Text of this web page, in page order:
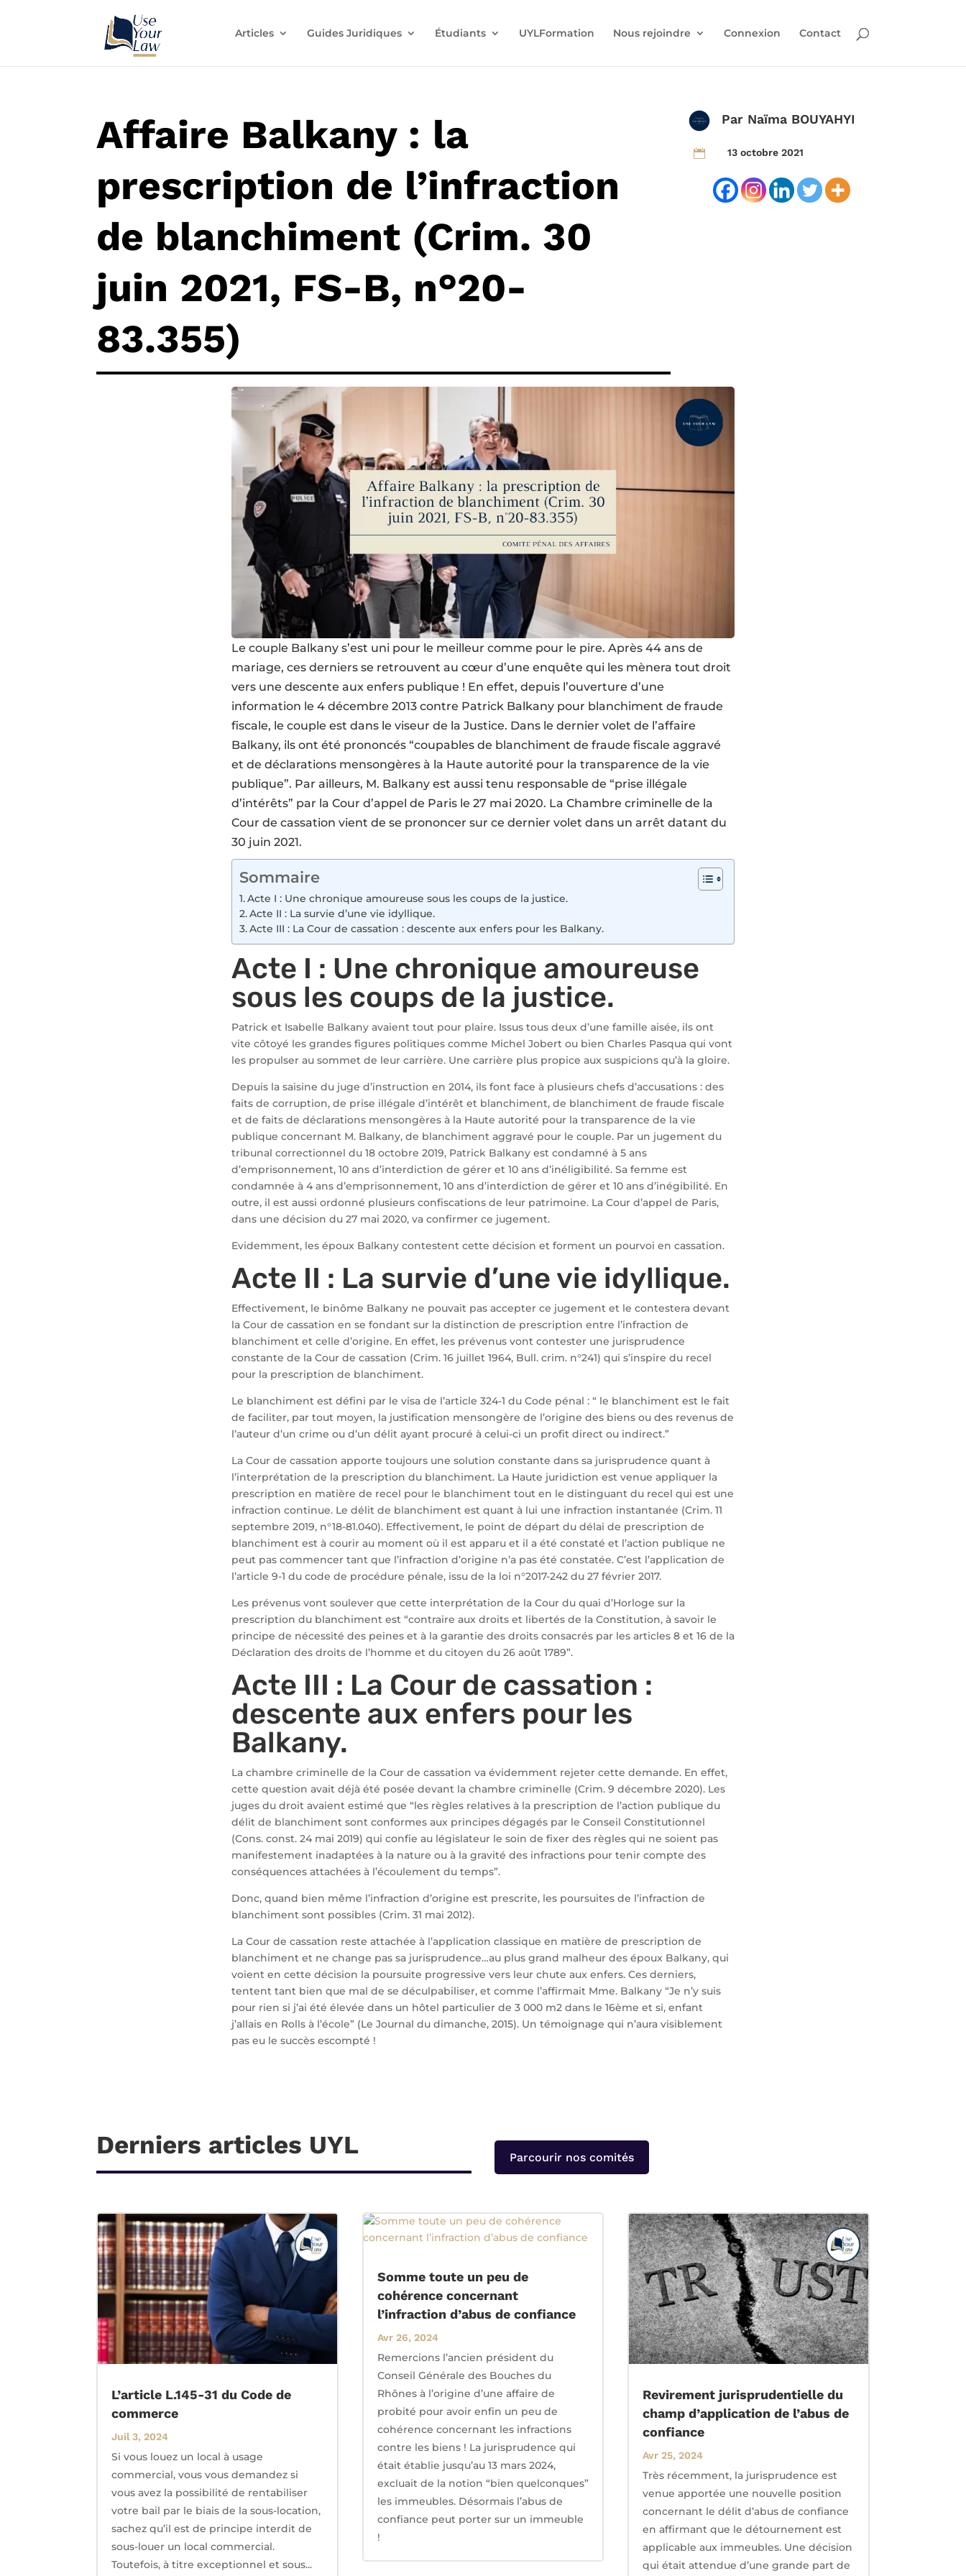
Articles Guides Juridiques Étudiants UYLFormation Nous rejoindre Connexion Contact
Affaire Balkany : la
prescription de l’infraction
de blanchiment (Crim. 30
juin 2021, FS-B, n°20-
83.355)
Par Naïma BOUYAHYI
 13 octobre 2021
Le couple Balkany s’est uni pour le meilleur comme pour le pire. Après 44 ans de
mariage, ces derniers se retrouvent au cœur d’une enquête qui les mènera tout droit
vers une descente aux enfers publique ! En effet, depuis l’ouverture d’une
information le 4 décembre 2013 contre Patrick Balkany pour blanchiment de fraude
fiscale, le couple est dans le viseur de la Justice. Dans le dernier volet de l’affaire
Balkany, ils ont été prononcés “coupables de blanchiment de fraude fiscale aggravé
et de déclarations mensongères à la Haute autorité pour la transparence de la vie
publique”. Par ailleurs, M. Balkany est aussi tenu responsable de “prise illégale
d’intérêts” par la Cour d’appel de Paris le 27 mai 2020. La Chambre criminelle de la
Cour de cassation vient de se prononcer sur ce dernier volet dans un arrêt datant du
30 juin 2021.
Sommaire
Acte I : Une chronique amoureuse sous les coups de la justice.
Acte II : La survie d’une vie idyllique.
Acte III : La Cour de cassation : descente aux enfers pour les Balkany.
Acte I : Une chronique amoureuse
sous les coups de la justice.
Patrick et Isabelle Balkany avaient tout pour plaire. Issus tous deux d’une famille aisée, ils ont
vite côtoyé les grandes figures politiques comme Michel Jobert ou bien Charles Pasqua qui vont
les propulser au sommet de leur carrière. Une carrière plus propice aux suspicions qu’à la gloire.
Depuis la saisine du juge d’instruction en 2014, ils font face à plusieurs chefs d’accusations : des
faits de corruption, de prise illégale d’intérêt et blanchiment, de blanchiment de fraude fiscale
et de faits de déclarations mensongères à la Haute autorité pour la transparence de la vie
publique concernant M. Balkany, de blanchiment aggravé pour le couple. Par un jugement du
tribunal correctionnel du 18 octobre 2019, Patrick Balkany est condamné à 5 ans
d’emprisonnement, 10 ans d’interdiction de gérer et 10 ans d’inéligibilité. Sa femme est
condamnée à 4 ans d’emprisonnement, 10 ans d’interdiction de gérer et 10 ans d’inégibilité. En
outre, il est aussi ordonné plusieurs confiscations de leur patrimoine. La Cour d’appel de Paris,
dans une décision du 27 mai 2020, va confirmer ce jugement.
Evidemment, les époux Balkany contestent cette décision et forment un pourvoi en cassation.
Acte II : La survie d’une vie idyllique.
Effectivement, le binôme Balkany ne pouvait pas accepter ce jugement et le contestera devant
la Cour de cassation en se fondant sur la distinction de prescription entre l’infraction de
blanchiment et celle d’origine. En effet, les prévenus vont contester une jurisprudence
constante de la Cour de cassation (Crim. 16 juillet 1964, Bull. crim. n°241) qui s’inspire du recel
pour la prescription de blanchiment.
Le blanchiment est défini par le visa de l’article 324-1 du Code pénal : “ le blanchiment est le fait
de faciliter, par tout moyen, la justification mensongère de l’origine des biens ou des revenus de
l’auteur d’un crime ou d’un délit ayant procuré à celui-ci un profit direct ou indirect.”
La Cour de cassation apporte toujours une solution constante dans sa jurisprudence quant à
l’interprétation de la prescription du blanchiment. La Haute juridiction est venue appliquer la
prescription en matière de recel pour le blanchiment tout en le distinguant du recel qui est une
infraction continue. Le délit de blanchiment est quant à lui une infraction instantanée (Crim. 11
septembre 2019, n°18-81.040). Effectivement, le point de départ du délai de prescription de
blanchiment est à courir au moment où il est apparu et il a été constaté et l’action publique ne
peut pas commencer tant que l’infraction d’origine n’a pas été constatée. C’est l’application de
l’article 9-1 du code de procédure pénale, issu de la loi n°2017-242 du 27 février 2017.
Les prévenus vont soulever que cette interprétation de la Cour du quai d’Horloge sur la
prescription du blanchiment est “contraire aux droits et libertés de la Constitution, à savoir le
principe de nécessité des peines et à la garantie des droits consacrés par les articles 8 et 16 de la
Déclaration des droits de l’homme et du citoyen du 26 août 1789”.
Acte III : La Cour de cassation :
descente aux enfers pour les
Balkany.
La chambre criminelle de la Cour de cassation va évidemment rejeter cette demande. En effet,
cette question avait déjà été posée devant la chambre criminelle (Crim. 9 décembre 2020). Les
juges du droit avaient estimé que “les règles relatives à la prescription de l’action publique du
délit de blanchiment sont conformes aux principes dégagés par le Conseil Constitutionnel
(Cons. const. 24 mai 2019) qui confie au législateur le soin de fixer des règles qui ne soient pas
manifestement inadaptées à la nature ou à la gravité des infractions pour tenir compte des
conséquences attachées à l’écoulement du temps”.
Donc, quand bien même l’infraction d’origine est prescrite, les poursuites de l’infraction de
blanchiment sont possibles (Crim. 31 mai 2012).
La Cour de cassation reste attachée à l’application classique en matière de prescription de
blanchiment et ne change pas sa jurisprudence…au plus grand malheur des époux Balkany, qui
voient en cette décision la poursuite progressive vers leur chute aux enfers. Ces derniers,
tentent tant bien que mal de se déculpabiliser, et comme l’affirmait Mme. Balkany “Je n’y suis
pour rien si j’ai été élevée dans un hôtel particulier de 3 000 m2 dans le 16ème et si, enfant
j’allais en Rolls à l’école” (Le Journal du dimanche, 2015). Un témoignage qui n’aura visiblement
pas eu le succès escompté !
Derniers articles UYL Parcourir nos comités
L’article L.145-31 du Code de
commerce
Juil 3, 2024
Si vous louez un local à usage
commercial, vous vous demandez si
vous avez la possibilité de rentabiliser
votre bail par le biais de la sous-location,
sachez qu’il est de principe interdit de
sous-louer un local commercial.
Toutefois, à titre exceptionnel et sous...
Somme toute un peu de
cohérence concernant
l’infraction d’abus de confiance
Avr 26, 2024
Remercions l’ancien président du
Conseil Générale des Bouches du
Rhônes à l’origine d’une affaire de
probité pour avoir enfin un peu de
cohérence concernant les infractions
contre les biens ! La jurisprudence qui
était établie jusqu’au 13 mars 2024,
excluait de la notion “bien quelconques”
les immeubles. Désormais l’abus de
confiance peut porter sur un immeuble
!
Revirement jurisprudentielle du
champ d’application de l’abus de
confiance
Avr 25, 2024
Très récemment, la jurisprudence est
venue apportée une nouvelle position
concernant le délit d’abus de confiance
en affirmant que le détournement est
applicable aux immeubles. Une décision
qui était attendue d’une grande part de